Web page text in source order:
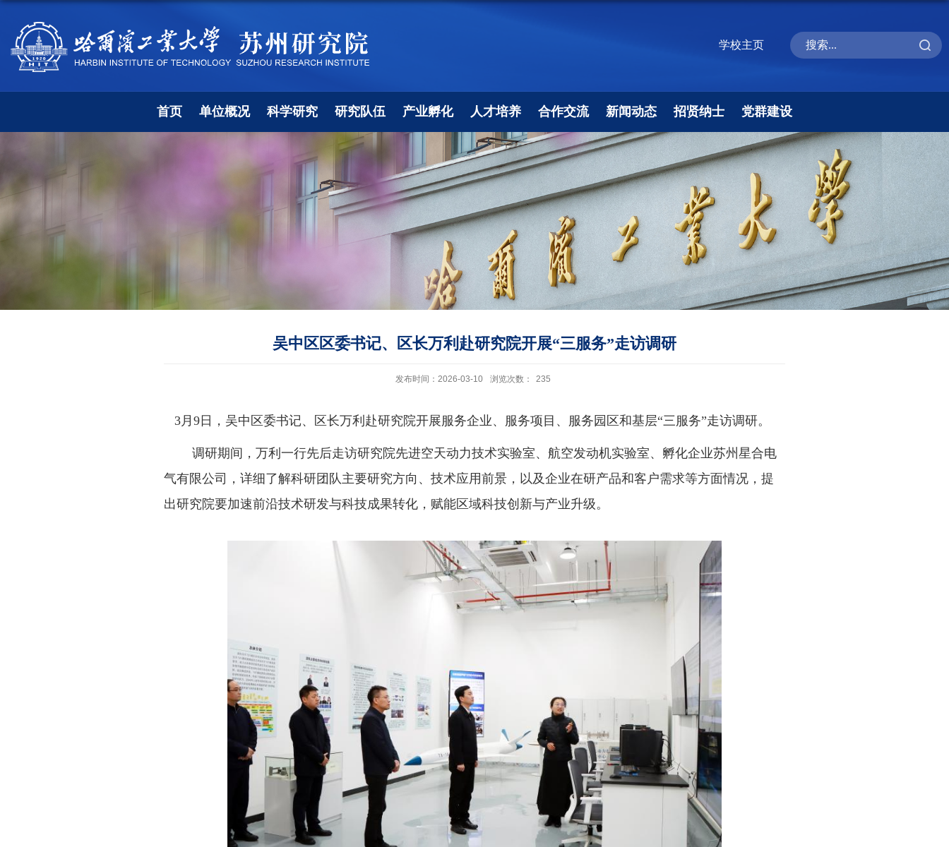
学校主页
首页 单位概况 科学研究 研究队伍 产业孵化 人才培养 合作交流 新闻动态 招贤纳士 党群建设
吴中区区委书记、区长万利赴研究院开展“三服务”走访调研
发布时间：2026-03-10 浏览次数： 235
3月 9 日，吴中区委书记、区长万利赴研究院开展服务企业、服务项目、服务园区和基层“三服务”走访调研。
调研期间，万利一行先后走访研究院先进空天动力技术实验室、航空发动机实验室、孵化企业苏州星合电
气有限公司，详细了解科研团队主要研究方向、技术应用前景，以及企业在研产品和客户需求等方面情况，提
出研究院要加速前沿技术研发与科技成果转化，赋能区域科技创新与产业升级。